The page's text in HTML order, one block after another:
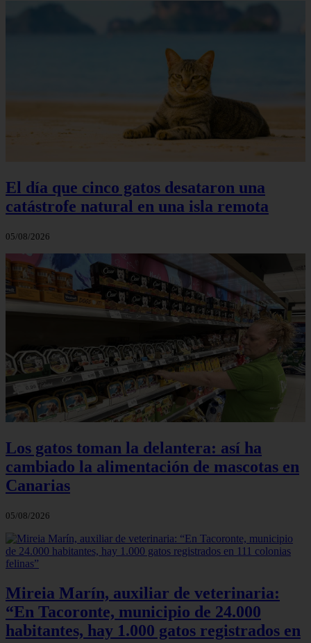
El día que cinco gatos desataron una
catástrofe natural en una isla remota
05/08/2026
Los gatos toman la delantera: así ha
cambiado la alimentación de mascotas en
Canarias
05/08/2026
Mireia Marín, auxiliar de veterinaria:
“En Tacoronte, municipio de 24.000
habitantes, hay 1.000 gatos registrados en